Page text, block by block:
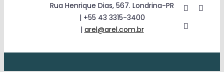
Rua Henrique Dias, 567. Londrina-PR
| +55 43 3315-3400
| arel@arel.com.br